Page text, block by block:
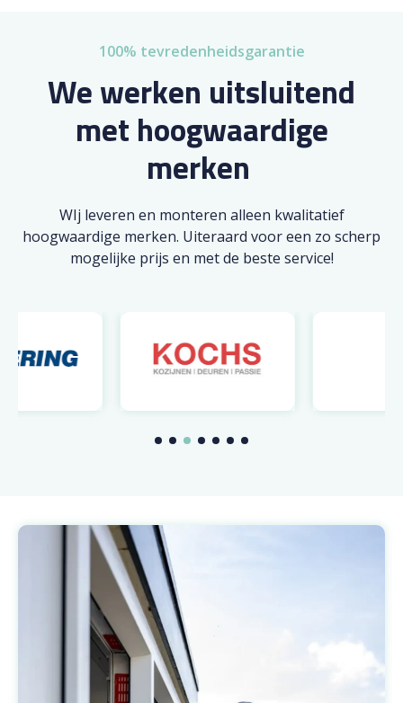
100% tevredenheidsgarantie
We werken uitsluitend
met hoogwaardige
merken
WIj leveren en monteren alleen kwalitatief
hoogwaardige merken. Uiteraard voor een zo scherp
mogelijke prijs en met de beste service!